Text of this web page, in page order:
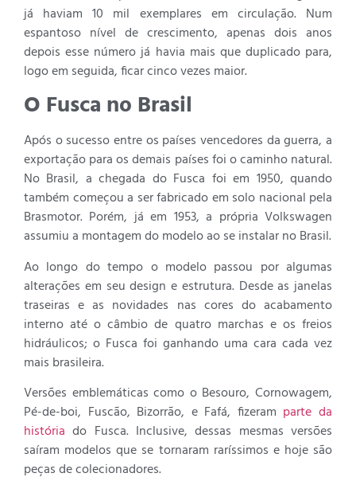
já haviam 10 mil exemplares em circulação. Num
espantoso nível de crescimento, apenas dois anos
depois esse número já havia mais que duplicado para,
logo em seguida, ficar cinco vezes maior.
O Fusca no Brasil
Após o sucesso entre os países vencedores da guerra, a
exportação para os demais países foi o caminho natural.
No Brasil, a chegada do Fusca foi em 1950, quando
também começou a ser fabricado em solo nacional pela
Brasmotor. Porém, já em 1953, a própria Volkswagen
assumiu a montagem do modelo ao se instalar no Brasil.
Ao longo do tempo o modelo passou por algumas
alterações em seu design e estrutura. Desde as janelas
traseiras e as novidades nas cores do acabamento
interno até o câmbio de quatro marchas e os freios
hidráulicos; o Fusca foi ganhando uma cara cada vez
mais brasileira.
Versões emblemáticas como o Besouro, Cornowagem,
Pé-de-boi, Fuscão, Bizorrão, e Fafá, fizeram parte da
história do Fusca. Inclusive, dessas mesmas versões
saíram modelos que se tornaram raríssimos e hoje são
peças de colecionadores.